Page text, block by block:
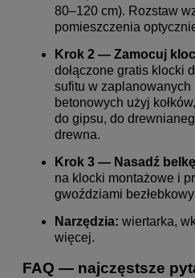
80–120 cm). Rozstaw
pomieszczenia
Krok 2 — Zamocuj
dołączone gratis klocki
sufitu w
betonowych użyj
do gipsu, do
drewna.
Krok 3 — Nasadź
na klocki montażowe i
gwoździami
Narzędzia: wiertarka,
więcej.
FAQ — najczęstsze